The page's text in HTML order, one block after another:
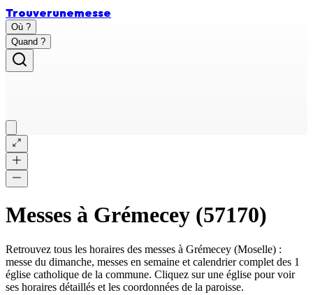
Trouverunemesse
Où ?
Quand ?
Messes à Grémecey (57170)
Retrouvez tous les horaires des messes à Grémecey (Moselle) :
messe du dimanche, messes en semaine et calendrier complet des 1
église catholique de la commune. Cliquez sur une église pour voir
ses horaires détaillés et les coordonnées de la paroisse.